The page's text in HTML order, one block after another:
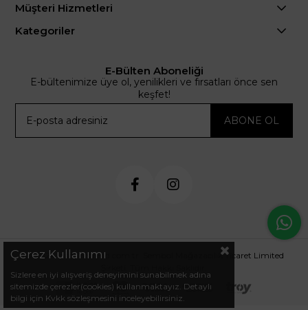
Müşteri Hizmetleri
Kategoriler
E-Bülten Aboneliği
E-bültenimize üye ol, yenilikleri ve fırsatları önce sen
keşfet!
ABONE OL
© 2024 .arminetrend.com.tr. Sembol Mağazacılık Ticaret Limited
Çerez Kullanımı
Sizlere en iyi alışveriş deneyimini sunabilmek adına
sitemizde çerezler(cookies) kullanmaktayız. Detaylı
bilgi için Kvkk sözleşmesini inceleyebilirsiniz.